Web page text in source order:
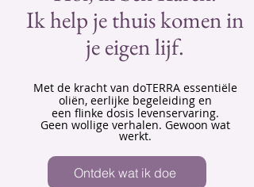
Ik help je thuis komen in
je eigen lijf.
Met de kracht van doTERRA essentiële
oliën, eerlijke begeleiding en
een flinke dosis levenservaring.
Geen wollige verhalen. Gewoon wat
werkt.
Ontdek wat ik doe